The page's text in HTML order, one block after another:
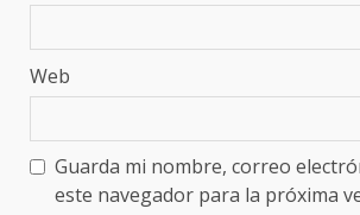
Web
Guarda mi nombre, correo
este navegador para la próxima